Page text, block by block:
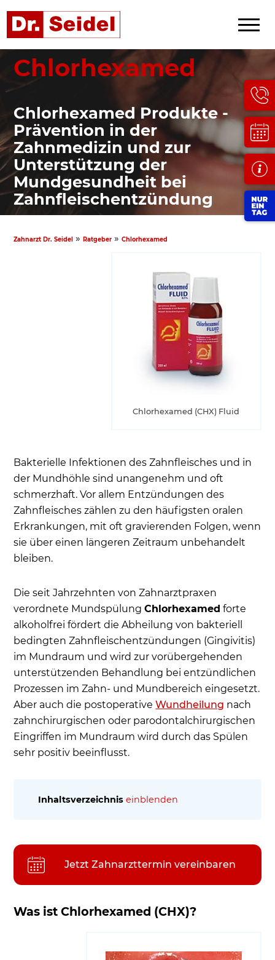
Zahnarzt Dr. Seidel »Ratgeber »Chlorhexamed
Chlorhexamed
Chlorhexamed Produkte -
Prävention in der
Zahnmedizin und zur
Unterstützung der
Mundgesundheit bei
Zahnfleischentzündung
Chlorhexamed (CHX) Fluid
Bakterielle Infektionen des Zahnfleisches und in
der Mundhöhle sind unangenehm und oft
schmerzhaft. Vor allem Entzündungen des
Zahnfleisches zählen zu den häufigsten oralen
Erkrankungen, mit oft gravierenden Folgen, wenn
sie über einen längeren Zeitraum unbehandelt
bleiben.
Die seit Jahrzehnten von Zahnarztpraxen
verordnete MundspülungChlorhexamed forte
alkoholfrei fördert die Abheilung von bakteriell
bedingten Zahnfleischentzündungen (Gingivitis)
im Mundraum und wird zur vorübergehenden
unterstützenden Behandlung bei entzündlichen
Prozessen im Zahn- und Mundbereich eingesetzt.
Aber auch die postoperativeWundheilung nach
zahnchirurgischen oder parodontalchirurgischen
Eingriffen im Mundraum wird durch das Spülen
sehr positiv beeinflusst.
Inhaltsverzeichnis einblenden
Antiseptische Lösung - Anwendungsgebiete von
Chlorhexamed Forte alkoholfrei
Arzneimittel Chlorhexamed 200 ml tägliche
Behandlung bei bakteriell bedingten
Jetzt Zahnarzttermin vereinbaren
Was ist Chlorhexamed (CHX)?